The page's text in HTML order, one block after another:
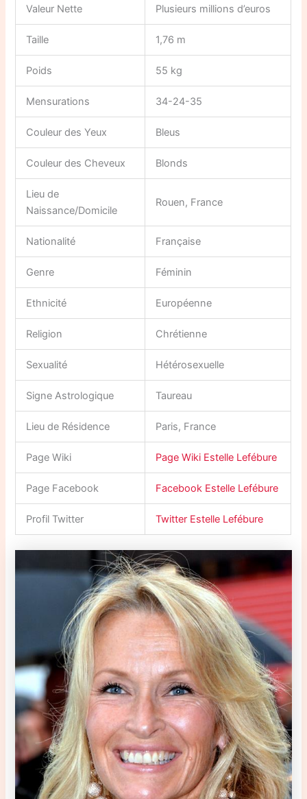
Valeur Nette Plusieurs millions d’euros
Taille 1,76 m
Poids 55 kg
Mensurations 34-24-35
Couleur des Yeux Bleus
Couleur des Cheveux Blonds
Lieu de
Naissance/Domicile
Rouen, France
Nationalité Française
Genre Féminin
Ethnicité Européenne
Religion Chrétienne
Sexualité Hétérosexuelle
Signe Astrologique Taureau
Lieu de Résidence Paris, France
Page Wiki Page Wiki Estelle Lefébure
Page Facebook Facebook Estelle Lefébure
Profil Twitter Twitter Estelle Lefébure